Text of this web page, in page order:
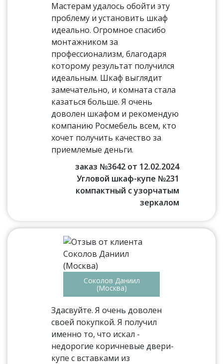
Мастерам удалось обойти эту
проблему и установить шкаф
идеально. Огромное спасибо
монтажником за
профессионализм, благодаря
которому результат получился
идеальным. Шкаф выглядит
замечательно, и комната стала
казаться больше. Я очень
доволен шкафом и рекомендую
компанию Росмебель всем, кто
хочет получить качество за
приемлемые деньги.
заказ №3642 от 12.02.2024
Угловой шкаф-купе №231
компактный с узорчатым
зеркалом
Соколов Даниил
(Москва)
Здасвуйте. Я очень доволен
своей покупкой. Я получил
именно то, что искал -
недорогие коричневые двери-
купе с вставками из